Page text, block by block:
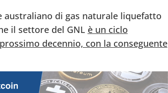
di gas naturale liquefatto
il settore del GNL è un ciclo
decennio, con la conseguente